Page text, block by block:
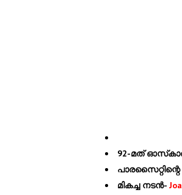
92-മത് ഓസ്‌കാര്‍
മികച്ച നടന്‍-